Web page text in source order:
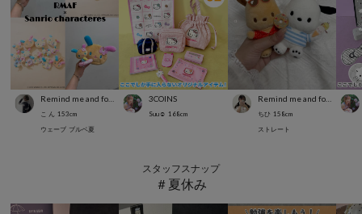
こ ん 153cm
ウェーブ ブルベ夏
3COINS
Suu☺︎ 168cm
Remind me and forever
ちひ 158cm
ストレート
スタッフスナップ
＃夏休み